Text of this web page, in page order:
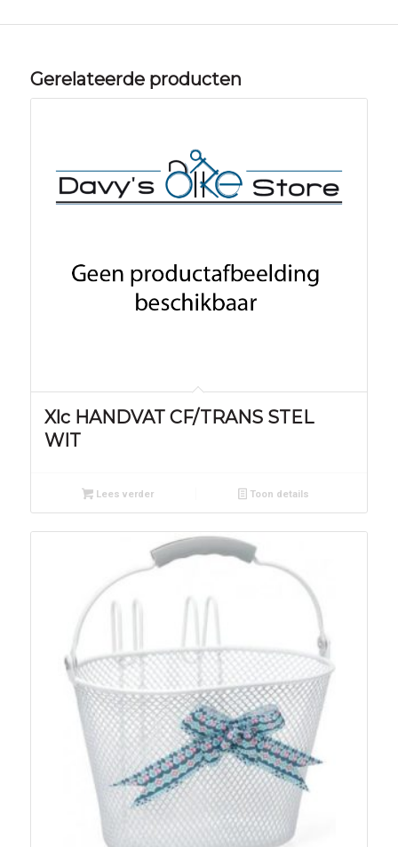
Gerelateerde producten
Xlc HANDVAT CF/TRANS STEL
WIT
Lees verder Toon details